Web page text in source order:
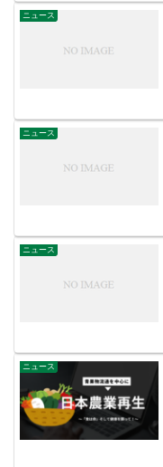
ニュース
ニュース
ニュース
ニュース